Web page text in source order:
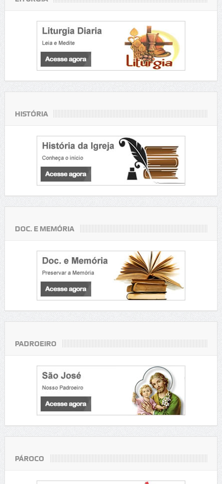
HISTÓRIA
DOC. E MEMÓRIA
PADROEIRO
PÁROCO